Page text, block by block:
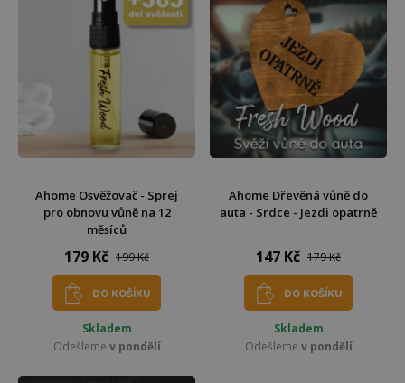
Ahome Osvěžovač - Sprej
pro obnovu vůně na 12
měsíců
179 Kč 199 Kč
DO KOŠÍKU
Skladem
Odešleme v pondělí
Ahome Dřevěná vůně do
auta - Srdce - Jezdi opatrně
147 Kč 179 Kč
DO KOŠÍKU
Skladem
Odešleme v pondělí